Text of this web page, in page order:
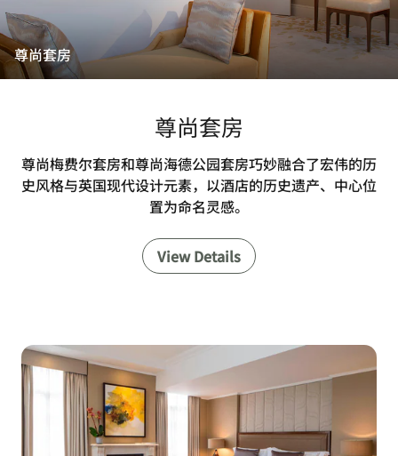
尊尚套房
尊尚套房
尊尚梅费尔套房和尊尚海德公园套房巧妙融合了宏伟的历
史风格与英国现代设计元素，以酒店的历史遗产、中心位
置为命名灵感。
View Details